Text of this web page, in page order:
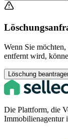
Wenn Sie möchten,
entfernt wird,
Löschung
Die Plattform, die
Immobilienagentur